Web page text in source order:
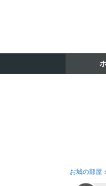
お城の部屋